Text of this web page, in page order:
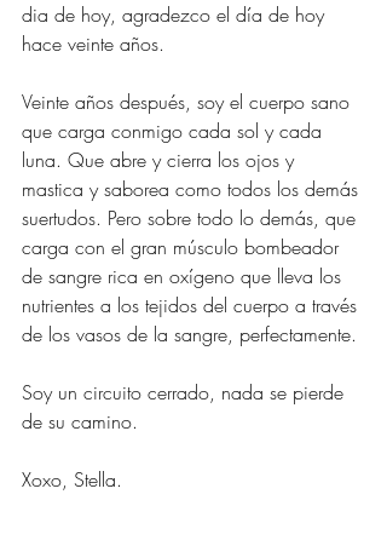
dia de hoy, agradezco el día de hoy
hace veinte años.
Veinte años después, soy el cuerpo sano
que carga conmigo cada sol y cada
luna. Que abre y cierra los ojos y
mastica y saborea como todos los demás
suertudos. Pero sobre todo lo demás, que
carga con el gran músculo bombeador
de sangre rica en oxígeno que lleva los
nutrientes a los tejidos del cuerpo a través
de los vasos de la sangre, perfectamente.
Soy un circuito cerrado, nada se pierde
de su camino.
Xoxo, Stella.